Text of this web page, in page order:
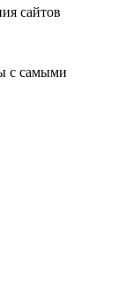
сайтов
с самыми